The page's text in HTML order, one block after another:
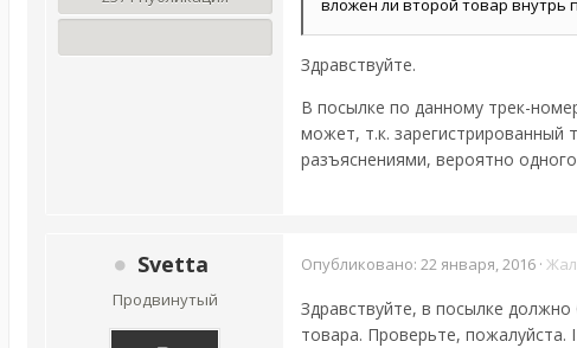
вложен ли второй товар внутрь
Здравствуйте.
В посылке по данному трек-
может, т.к. зарегистрированный
разъяснениями, вероятно
Svetta
Продвинутый
Опубликовано: 22 января, 2016 ·
Здравствуйте, в посылке
товара. Проверьте,